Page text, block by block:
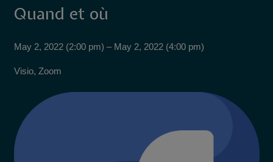
Quand et où
May 2, 2022 (2:00 pm) – May 2, 2022 (4:00 pm)
Visio, Zoom